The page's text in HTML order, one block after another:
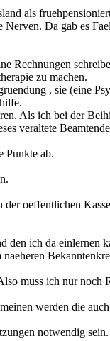
als
Da gab es
Rechnungen
zu machen.
, sie (eine
Als ich bei der
veraltete
Punkte ab.
oeffentlichen
den ich da einlernen
muss ich nur noch
werden die
notwendig sein.